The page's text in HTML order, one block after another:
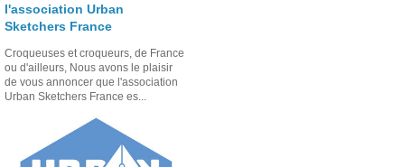
l'association Urban
Sketchers France
Croqueuses et croqueurs, de France
ou d'ailleurs, Nous avons le plaisir
de vous annoncer que l'association
Urban Sketchers France es...